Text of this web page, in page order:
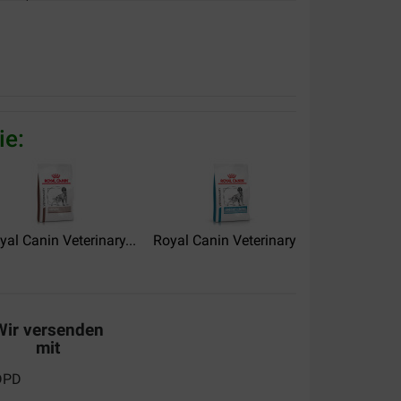
agé.
Canin Veterinary... Royal Canin Veterinary...
versenden
mit